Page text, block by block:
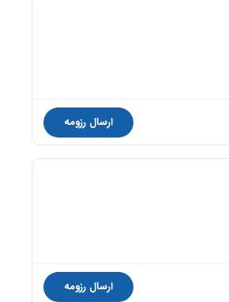
ارسال رزومه
ارسال رزومه